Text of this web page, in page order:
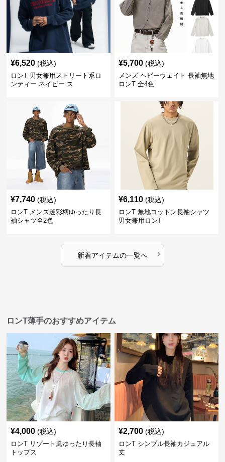
¥6,520 (税込)
ロンT 男女兼用ストリート系ロ
ンティー ネイビー ス
¥5,700 (税込)
メンズ ヘビーウェイト 長袖無地
ロンT 全4色
¥7,740 (税込)
ロンT メンズ迷彩柄ゆったり長
袖シャツ全2色
¥6,110 (税込)
ロンT 無地コットン長袖シャツ
男女兼用ロンT
新着アイテムの一覧へ ›
ロンT薄手のおすすめアイテム
¥4,000 (税込)
ロンT リゾート風ゆったり長袖
トップス
¥2,700 (税込)
ロンT シンプル長袖カジュアル
丈